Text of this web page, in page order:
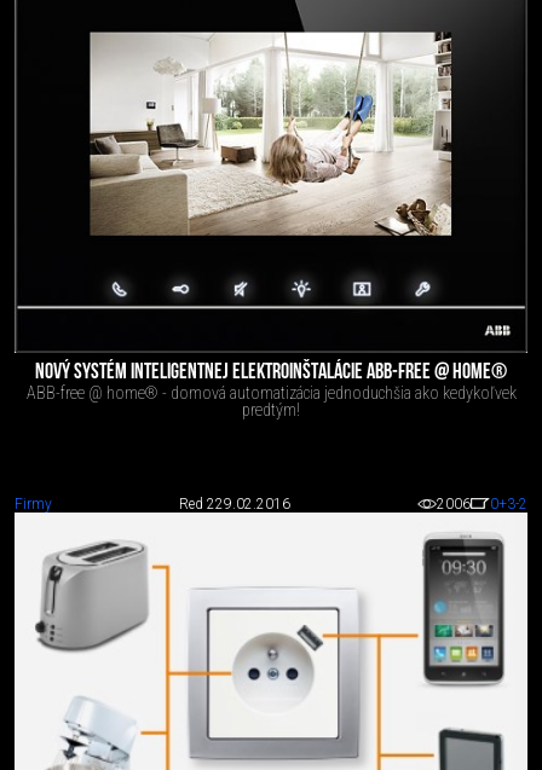
NOVÝ SYSTÉM INTELIGENTNEJ ELEKTROINŠTALÁCIE ABB-FREE @ HOME®
ABB-free @ home® - domová automatizácia jednoduchšia ako kedykoľvek
predtým!
Firmy Red 229.02.2016 2006 0+3-2